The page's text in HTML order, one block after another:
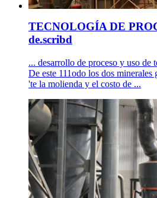
TECNOLOGÍA DE
de.scribd
... desarrollo de proceso y uso de
De este 111odo los dos
'te la molienda y el costo de ...